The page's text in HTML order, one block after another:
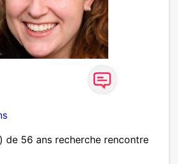
de 56 ans recherche rencontre